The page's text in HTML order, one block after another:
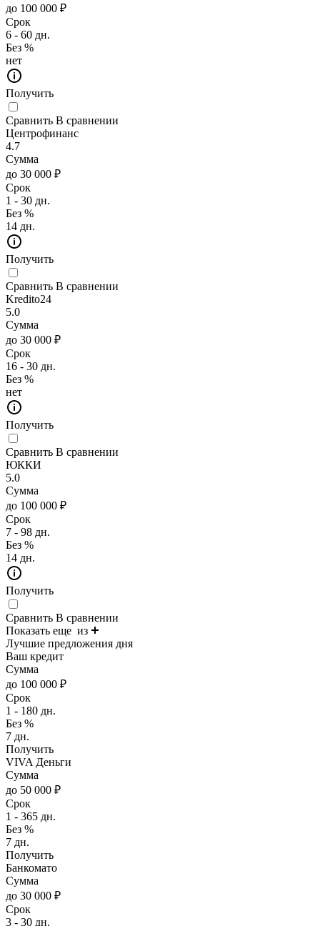
до 100 000 ₽
Срок
6 - 60 дн.
Без %
нет
Получить
Сравнить В сравнении
Центрофинанс
4.7
Сумма
до 30 000 ₽
Срок
1 - 30 дн.
Без %
14 дн.
Получить
Сравнить В сравнении
Kredito24
5.0
Сумма
до 30 000 ₽
Срок
16 - 30 дн.
Без %
нет
Получить
Сравнить В сравнении
ЮККИ
5.0
Сумма
до 100 000 ₽
Срок
7 - 98 дн.
Без %
14 дн.
Получить
Сравнить В сравнении
Показать еще из
Лучшие предложения дня
Ваш кредит
Сумма
до 100 000 ₽
Срок
1 - 180 дн.
Без %
7 дн.
Получить
VIVA Деньги
Сумма
до 50 000 ₽
Срок
1 - 365 дн.
Без %
7 дн.
Получить
Банкомато
Сумма
до 30 000 ₽
Срок
3 - 30 дн.